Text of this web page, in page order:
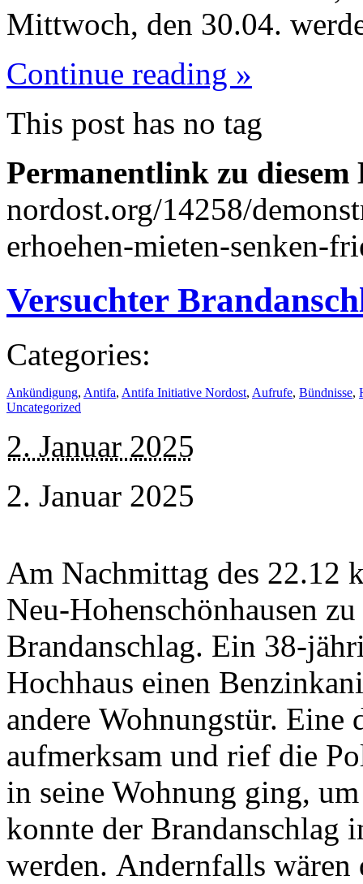
Mittwoch, den 30.04.
Continue reading »
This post has no tag
Permanentlink zu
nordost.org/14258/
erhoehen-mieten-senken-
Versuchter
Categories:
Ankündigung, Antifa, Antifa Initiative Nordost, Aufrufe, Bündnisse,
Uncategorized
2. Januar 2025
2. Januar 2025
Am Nachmittag des 22.12
Neu-Hohenschönhausen
Brandanschlag. Ein 38-
Hochhaus einen
andere Wohnungstür. Eine
aufmerksam und rief die
in seine Wohnung ging,
konnte der Brandanschlag
werden. Andernfalls